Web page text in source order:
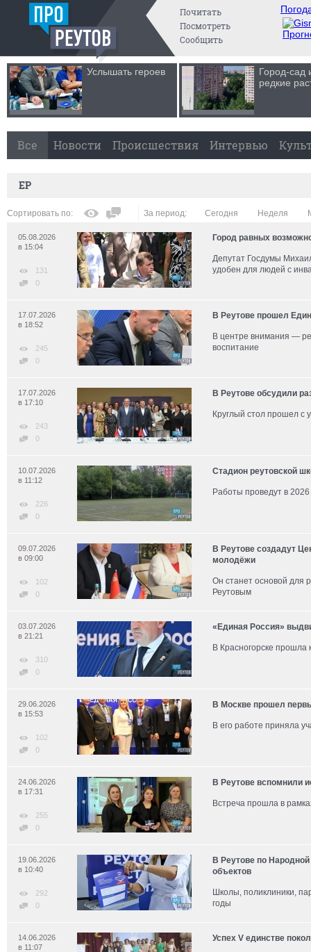
Почитать
Посмотреть
Сообщить
Услышать героев
Город-сад
редкие
Все Новости Происшествия Интервью
ЕР
Сортировать по: За период: Сегодня Неделя
Город равных
Депутат Госдумы
удобен для людей с
05.08.2026
в 15:04
131
0
В Реутове прошел
В центре внимания —
воспитание
17.07.2026
в 18:52
245
0
В Реутове обсудили
Круглый стол прошел с
17.07.2026
в 17:10
243
0
Стадион реутовской
Работы проведут в 2026
10.07.2026
в 11:12
226
0
В Реутове создадут
молодёжи
Он станет основой для
Реутовым
09.07.2026
в 09:00
102
0
«Единая Россия»
В Красногорске прошла
03.07.2026
в 21:21
310
0
В Москве прошел
В его работе приняла
29.06.2026
в 15:53
102
0
В Реутове вспомнили
Встреча прошла в
24.06.2026
в 17:31
255
0
В Реутове по
объектов
Школы, поликлиники,
годы
19.06.2026
в 10:40
292
0
Успех V единстве
14.06.2026
в 11:07